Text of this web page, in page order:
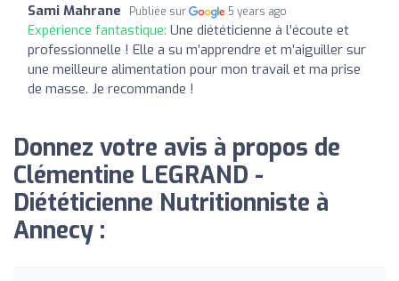
Sami Mahrane Publiée sur 5 years ago
Expérience fantastique: Une diététicienne à l’écoute et
professionnelle ! Elle a su m’apprendre et m’aiguiller sur
une meilleure alimentation pour mon travail et ma prise
de masse. Je recommande !
Donnez votre avis à propos de
Clémentine LEGRAND -
Diététicienne Nutritionniste à
Annecy :